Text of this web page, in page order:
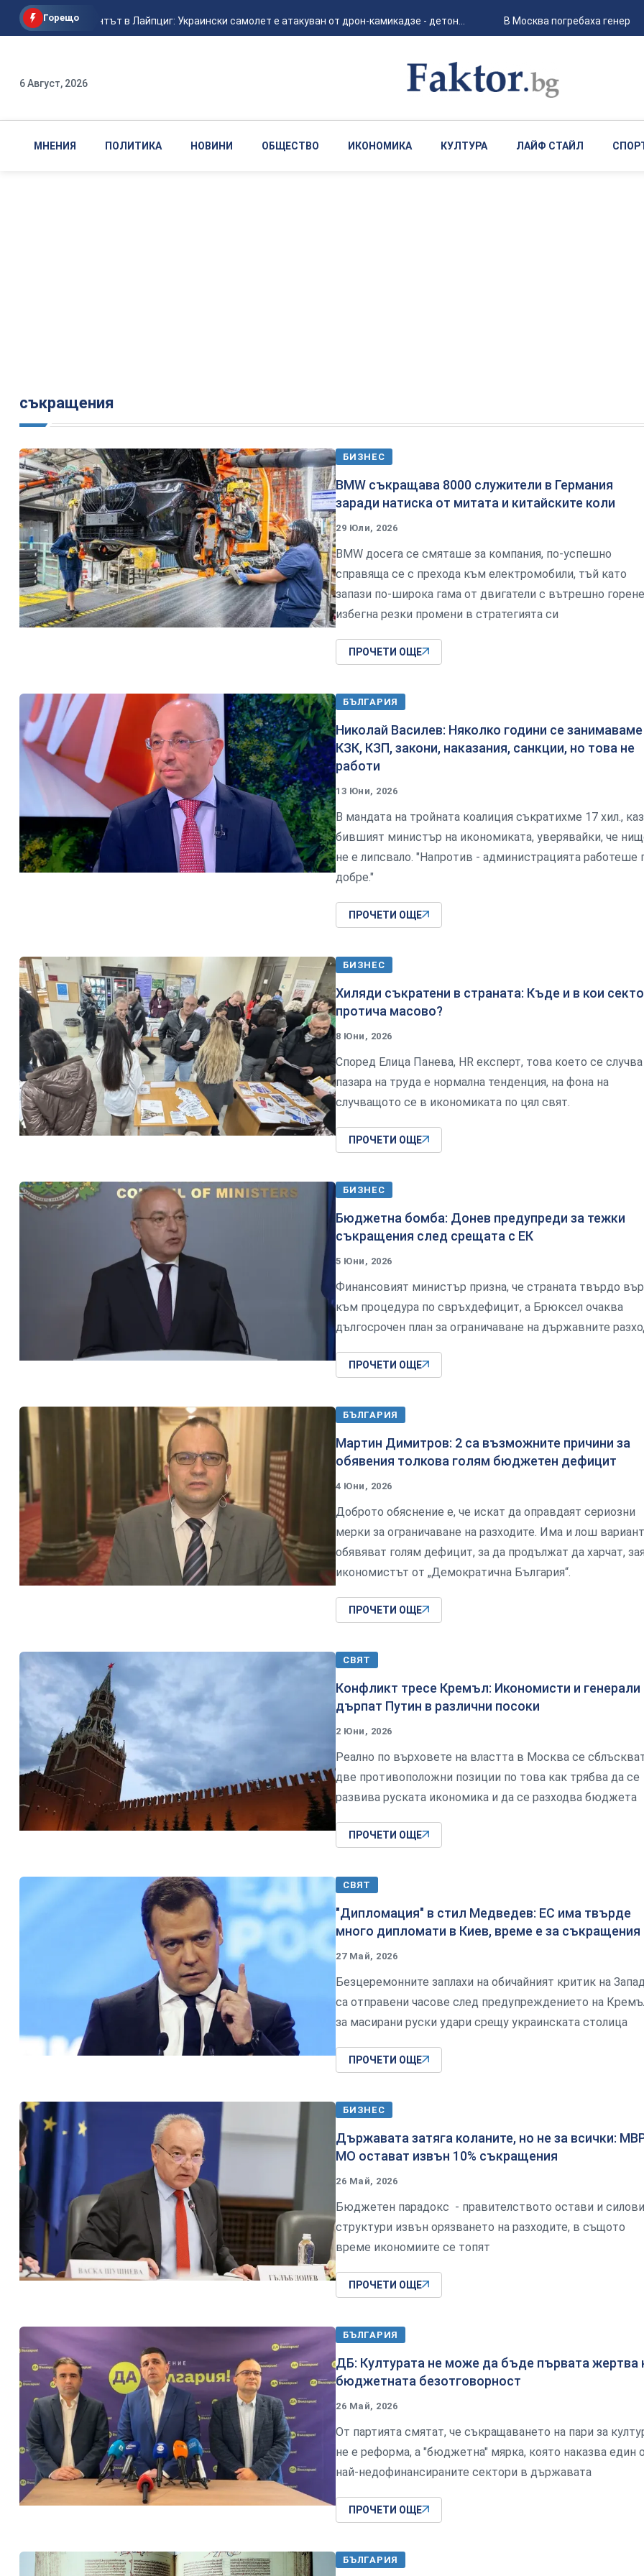
Горещо
Авиоинцидентът в Лайпциг: Украински самолет е атакуван от дрон-камикадзе - детон... В Москва погребаха генерал
6 Август, 2026
МНЕНИЯ ПОЛИТИКА НОВИНИ ОБЩЕСТВО ИКОНОМИКА КУЛТУРА ЛАЙФ СТАЙЛ
съкращения
БИЗНЕС
BMW съкращава 8000 служители в Германия
заради натиска от митата и китайските коли
29 Юли, 2026
BMW досега се смяташе за компания, по-успешно
справяща се с прехода към електромобили, тъй като
запази по-широка гама от двигатели с вътрешно
избегна резки промени в стратегията си
ПРОЧЕТИ ОЩЕ
БЪЛГАРИЯ
Николай Василев: Няколко години се
КЗК, КЗП, закони, наказания, санкции, но това не
работи
13 Юни, 2026
В мандата на тройната коалиция съкратихме 17 хил.,
бившият министър на икономиката, уверявайки, че
не е липсвало. "Напротив - администрацията работеше
добре."
ПРОЧЕТИ ОЩЕ
БИЗНЕС
Хиляди съкратени в страната: Къде и в кои
протича масово?
8 Юни, 2026
Според Елица Панева, HR експерт, това което се
пазара на труда е нормална тенденция, на фона на
случващото се в икономиката по цял свят.
ПРОЧЕТИ ОЩЕ
БИЗНЕС
Бюджетна бомба: Донев предупреди за тежки
съкращения след срещата с ЕК
5 Юни, 2026
Финансовият министър призна, че страната твърдо
към процедура по свръхдефицит, а Брюксел очаква
дългосрочен план за ограничаване на държавните
ПРОЧЕТИ ОЩЕ
БЪЛГАРИЯ
Мартин Димитров: 2 са възможните причини за
обявения толкова голям бюджетен дефицит
4 Юни, 2026
Доброто обяснение е, че искат да оправдаят сериозни
мерки за ограничаване на разходите. Има и лош
обявяват голям дефицит, за да продължат да харчат,
икономистът от „Демократична България“.
ПРОЧЕТИ ОЩЕ
СВЯТ
Конфликт тресе Кремъл: Икономисти и генерали
дърпат Путин в различни посоки
2 Юни, 2026
Реално по върховете на властта в Москва се
две противоположни позиции по това как трябва да се
развива руската икономика и да се разходва бюджета
ПРОЧЕТИ ОЩЕ
СВЯТ
"Дипломация" в стил Медведев: ЕС има твърде
много дипломати в Киев, време е за съкращения
27 Май, 2026
Безцеремонните заплахи на обичайният критик на
са отправени часове след предупреждението на
за масирани руски удари срещу украинската столица
ПРОЧЕТИ ОЩЕ
БИЗНЕС
Държавата затяга коланите, но не за всички:
МО остават извън 10% съкращения
26 Май, 2026
Бюджетен парадокс - правителството остави и
структури извън орязването на разходите, в същото
време икономиите се топят
ПРОЧЕТИ ОЩЕ
БЪЛГАРИЯ
ДБ: Културата не може да бъде първата жертва
бюджетната безотговорност
26 Май, 2026
От партията смятат, че съкращаването на пари за
не е реформа, а "бюджетна" мярка, която наказва един
най-недофинансираните сектори в държавата
ПРОЧЕТИ ОЩЕ
БЪЛГАРИЯ